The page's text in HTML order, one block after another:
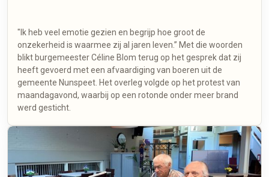
"Ik heb veel emotie gezien en begrijp hoe groot de
onzekerheid is waarmee zij al jaren leven.” Met die woorden
blikt burgemeester Céline Blom terug op het gesprek dat zij
heeft gevoerd met een afvaardiging van boeren uit de
gemeente Nunspeet. Het overleg volgde op het protest van
maandagavond, waarbij op een rotonde onder meer brand
werd gesticht.